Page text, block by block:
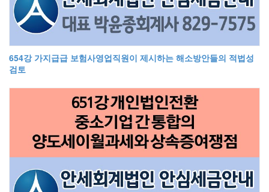
654강 가지급급 보험사영업직원이 제시하는 해소방안들의 적법성
검토